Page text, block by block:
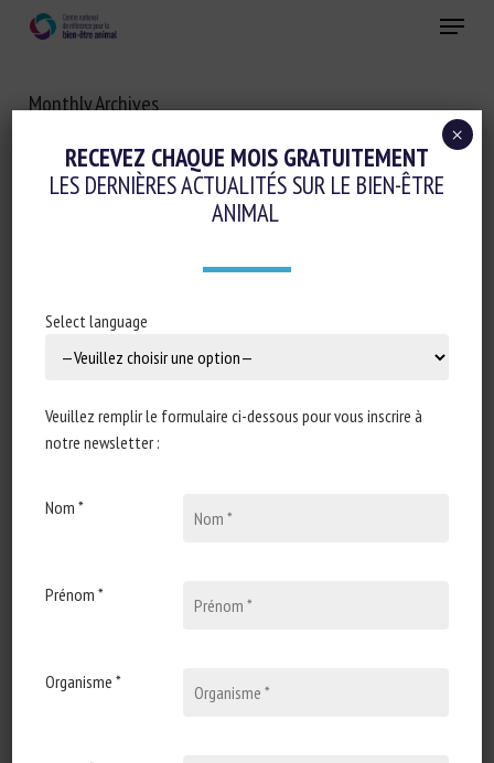
content
Menu
Monthly Archives
10-11/10/2023 : Le bien-
l’élevage – Evaluer le bien-
être pour mieux le prendre
Type de document : annonce de
RECEVEZ CHAQUE MOIS GRATUITEMENT
LES DERNIÈRES ACTUALITÉS SUR LE BIEN-ÊTRE
ANIMAL
Select language
Veuillez remplir le formulaire ci-dessous pour vous inscrire à
notre newsletter :
Nom *
Prénom *
Organisme *
×